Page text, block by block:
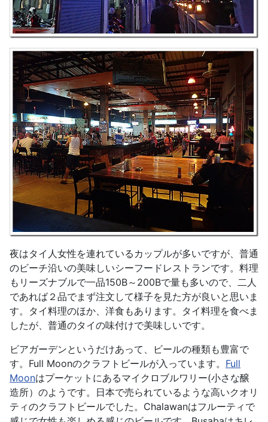
夜はタイ人女性を連れているカップルが多いですが、普通
のビーチ沿いの美味しいシーフードレストランです。料理
もリーズナブルで一品150B～200Bで量も多いので、二人
であれば２品でまず注文して様子を見た方が良いと思いま
す。タイ料理のほか、洋食もあります。タイ料理を食べま
したが、普通のタイの味付けで美味しいです。
ビアガーデンというだけあって、ビールの種類も豊富で
す。Full Moonのクラフトビールが入っています。 Full
Moonはプーケットにあるマイクロブルワリー(小さな醸
造所）のようです。日本で売られているような高いクオリ
ティのクラフトビールでした。Chalawanはフルーティで